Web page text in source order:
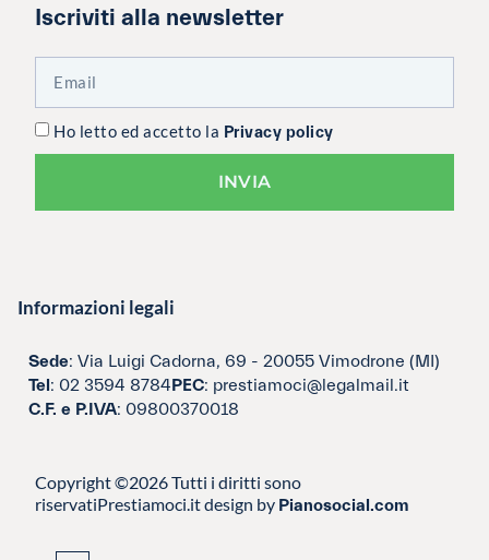
Iscriviti alla newsletter
Ho letto ed accetto la Privacy policy
INVIA
Informazioni legali
Sede: Via Luigi Cadorna, 69 - 20055 Vimodrone (MI)
Tel: 02 3594 8784PEC: prestiamoci@legalmail.it
C.F. e P.IVA: 09800370018
Copyright ©2026 Tutti i diritti sono
riservatiPrestiamoci.it design by Pianosocial.com